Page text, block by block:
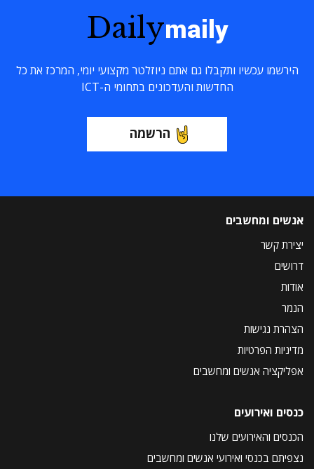
Dailymaily
הירשמו עכשיו ותקבלו גם אתם ניוזלטר מקצועי יומי, המרכז את כל
החדשות והעדכונים בתחומי ה-ICT
הרשמה
אנשים ומחשבים
יצירת קשר
דרושים
אודות
הנמר
הצהרת נגישות
מדיניות הפרטיות
אפליקציה אנשים ומחשבים
כנסים ואירועים
הכנסים והאירועים שלנו
נצפיתם בכנסי ואירועי אנשים ומחשבים